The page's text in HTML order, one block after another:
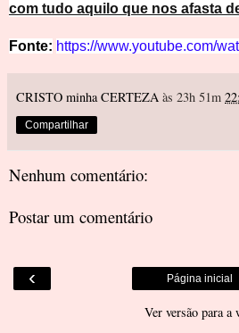
com tudo aquilo que nos afasta
Fonte: https://www.youtube.com/
CRISTO minha CERTEZA às 23h 51m
Compartilhar
Nenhum comentário:
Postar um comentário
‹ Página inicial
Ver versão para a